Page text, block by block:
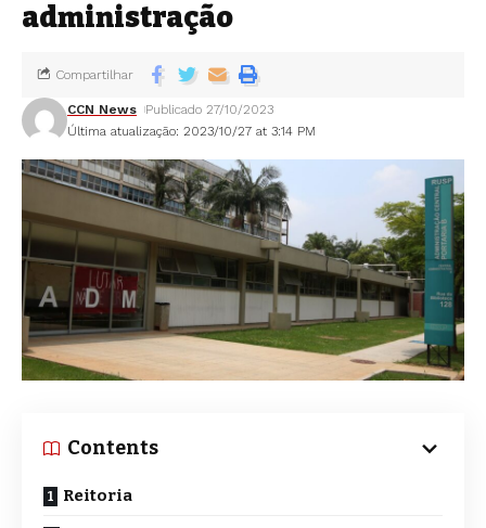
administração
Última atualização: 2023/10/27 at 3:14 PM
CCN News Publicado 27/10/2023
Compartilhar
Contents
Reitoria